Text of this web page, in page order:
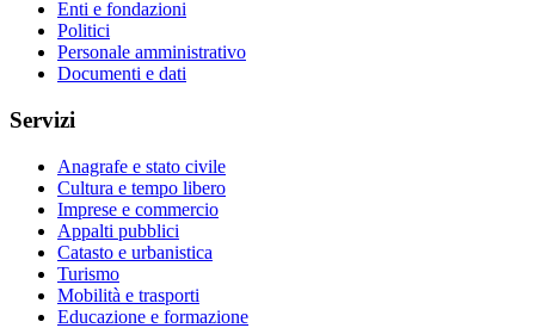
Enti e fondazioni
Politici
Personale amministrativo
Documenti e dati
Servizi
Anagrafe e stato civile
Cultura e tempo libero
Imprese e commercio
Appalti pubblici
Catasto e urbanistica
Turismo
Mobilità e trasporti
Educazione e formazione